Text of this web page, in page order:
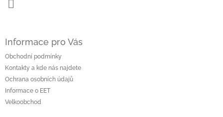
Informace pro Vás
Obchodní podmínky
Kontakty a kde nás najdete
Ochrana osobních údajů
Informace o EET
Velkoobchod